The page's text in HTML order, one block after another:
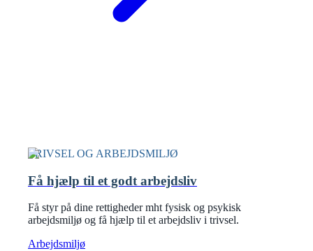
TRIVSEL OG ARBEJDSMILJØ
Få hjælp til et godt arbejdsliv
Få styr på dine rettigheder mht fysisk og psykisk
arbejdsmiljø og få hjælp til et arbejdsliv i trivsel.
Arbejdsmiljø